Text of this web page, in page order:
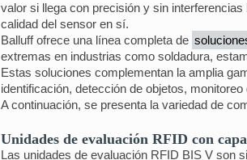
valor si llega con precisión y sin
calidad del sensor en sí.
Balluff ofrece una línea completa de
extremas en industrias como soldadura,
Estas soluciones complementan la amplia
identificación, detección de objetos,
A continuación, se presenta la variedad de
Unidades de evaluación RFID con
Las unidades de evaluación RFID BIS V son